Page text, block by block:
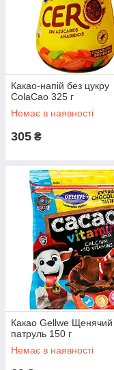
Какао-напій без цукру
ColaCao 325 г
Немає в наявності
305 ₴
Какао Gellwe Щенячий
патруль 150 г
Немає в наявності